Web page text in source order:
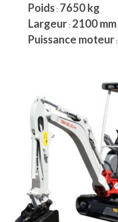
Poids : 7650 kg
Largeur : 2100 mm
Puissance moteur :